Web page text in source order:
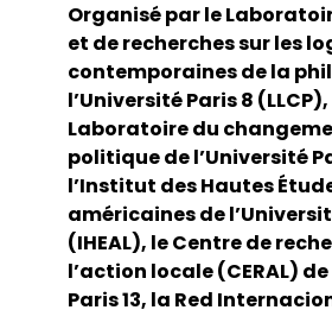
Organisé par le
et de recherches sur les
contemporaines de la
l’Université Paris 8 (LLCP),
Laboratoire du
politique de l’Université
l’Institut des Hautes
américaines de
(IHEAL), le Centre de
l’action locale (CERAL)
Paris 13, la Red